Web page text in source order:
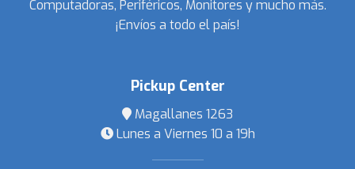
Computadoras, Periféricos, Monitores y mucho más.
¡Envíos a todo el país!
Pickup Center
Magallanes 1263
Lunes a Viernes 10 a 19h